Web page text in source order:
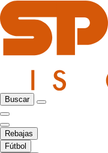
Buscar
Rebajas
Fútbol